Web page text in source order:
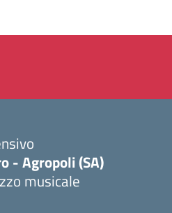
- Agropoli (SA)
musicale